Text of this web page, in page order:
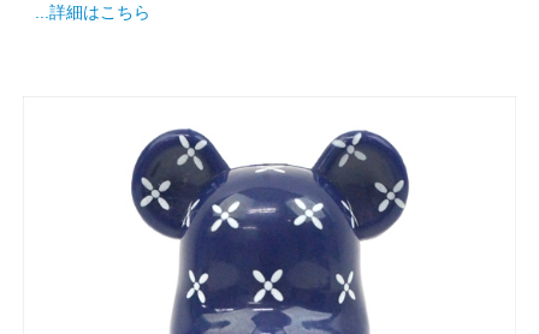
...詳細はこちら